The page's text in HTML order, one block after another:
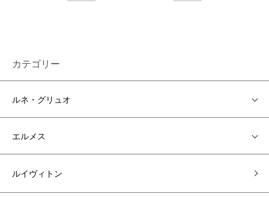
カテゴリー
ルネ・グリュオ
エルメス
ルイヴィトン